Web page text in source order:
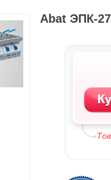
Abat ЭПК-